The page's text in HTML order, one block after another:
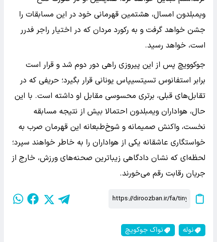
ویمبلدون امسال، هشتمین قهرمانی خود در این مسابقات را
جشن خواهد گرفت و به رکورد مردان که در اختیار راجر فدرر
است، خواهد رسید.
جوکوویچ پس از این پیروزی راهی دور دوم شد و قرار است
برابر استفانوس تسیتسیپاس یونانی قرار بگیرد؛ حریفی که در
تقابل‌های قبلی، برتری محسوسی مقابل او داشته است. با این
حال، هواداران ویمبلدون احتمالا بیش از نتیجه مسابقه
نخست، واکنش صمیمانه و شوخ‌طبعانه این قهرمان صرب به
خواستگاری عاشقانه یکی از هواداران را به خاطر خواهند سپرد؛
لحظه‌ای که نشان دادگاهی زیباترین صحنه‌های ورزش، خارج از
جریان رقابت رقم می‌خورند.
نوله نواک جوکویچ